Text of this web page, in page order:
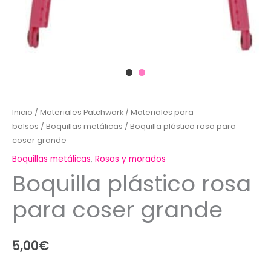
Inicio / Materiales Patchwork / Materiales para
bolsos / Boquillas metálicas / Boquilla plástico rosa para
coser grande
Boquillas metálicas, Rosas y morados
Boquilla plástico rosa
para coser grande
5,00€